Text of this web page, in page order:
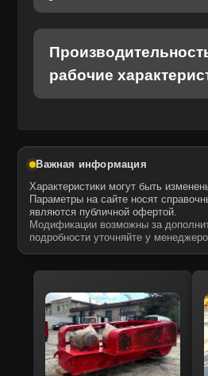
Даю своё согласие на обработку
Даю своё согласие на обработку
рабочие
Важная информация
Характеристики могут быть
Параметры на сайте носят
являются публичной офертой.
Модификации возможны за
подробности уточняйте у